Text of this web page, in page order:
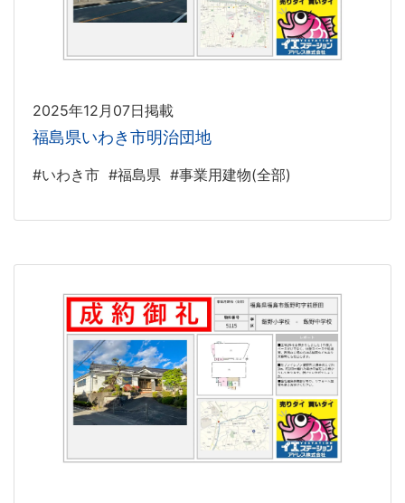
2025年12月07日掲載
福島県いわき市明治団地
#いわき市 #福島県 #事業用建物(全部)